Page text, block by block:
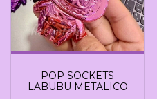
POP SOCKETS
LABUBU METALICO